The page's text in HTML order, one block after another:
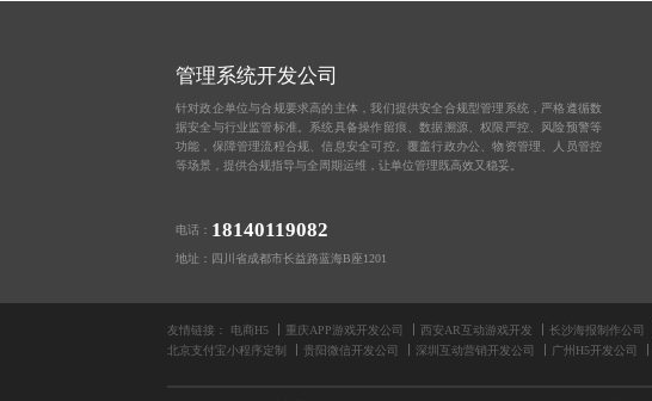
管理系统开发公司
针对政企单位与合规要求高的主体，我们提供安全合规型管理系统，严格遵循数
据安全与行业监管标准。系统具备操作留痕、数据溯源、权限严控、风险预警等
功能，保障管理流程合规、信息安全可控。覆盖行政办公、物资管理、人员管控
等场景，提供合规指导与全周期运维，让单位管理既高效又稳妥。
电话： 18140119082
地址：四川省成都市长益路蓝海B座1201
友情链接： 电商H5 重庆APP游戏开发公司 西安AR互动游戏开发 长沙海报制作公司
北京支付宝小程序定制
贵阳微信开发公司 深圳互动营销开发公司 广州H5开发公司